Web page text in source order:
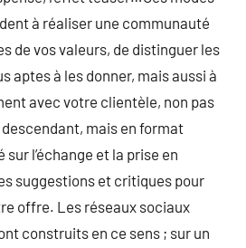
à réaliser une communauté
de vos valeurs, de distinguer les
aptes à les donner, mais aussi à
avec votre clientèle, non pas
mais en format
l’échange et la prise en
suggestions et critiques pour
offre. Les réseaux sociaux
construits en ce sens ; sur un